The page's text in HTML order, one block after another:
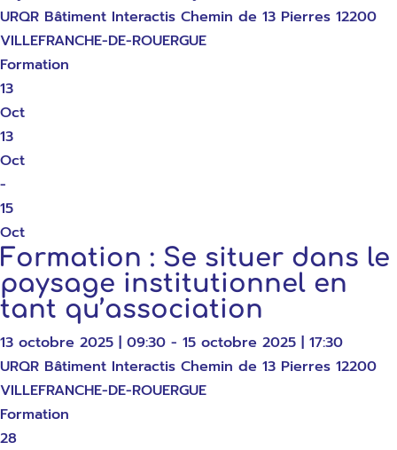
URQR Bâtiment Interactis Chemin de 13 Pierres 12200
VILLEFRANCHE-DE-ROUERGUE
Formation
13
Oct
13
Oct
-
15
Oct
Formation : Se situer dans le
paysage institutionnel en
tant qu’association
13 octobre 2025 | 09:30 - 15 octobre 2025 | 17:30
URQR Bâtiment Interactis Chemin de 13 Pierres 12200
VILLEFRANCHE-DE-ROUERGUE
Formation
28